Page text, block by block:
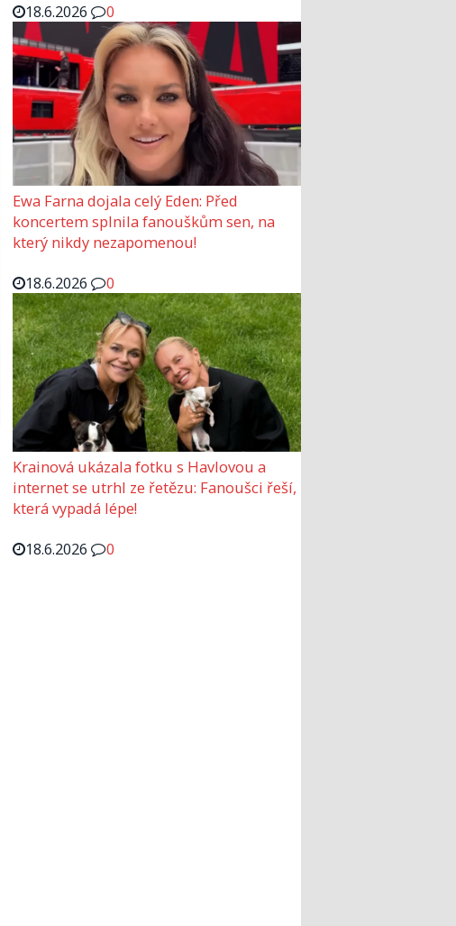
18.6.2026
0
Ewa Farna dojala celý Eden: Před
koncertem splnila fanouškům sen, na
který nikdy nezapomenou!
18.6.2026
0
Krainová ukázala fotku s Havlovou a
internet se utrhl ze řetězu: Fanoušci řeší,
která vypadá lépe!
18.6.2026
0